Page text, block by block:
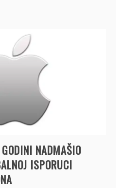
NADMAŠIO
ISPORUCI